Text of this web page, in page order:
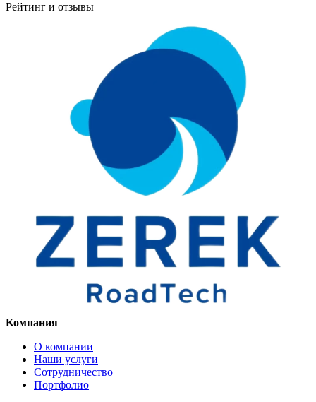
Рейтинг и отзывы
Компания
О компании
Наши услуги
Сотрудничество
Портфолио